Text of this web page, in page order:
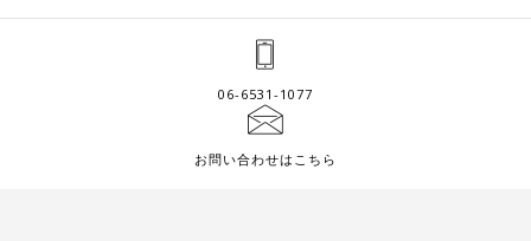
06-6531-1077
お問い合わせはこちら